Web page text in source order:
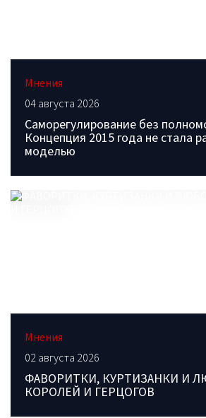
Мнения
04 августа 2026
Саморегулирование без
Концепция 2015 года не стала
моделью
Мнения
02 августа 2026
ФАВОРИТКИ, КУРТИЗАНКИ И
КОРОЛЕЙ И ГЕРЦОГОВ